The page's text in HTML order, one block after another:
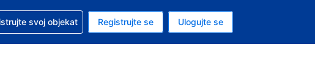
valuta je američki dolar
trenutni jezik je Srpskom
pomoć u vezi sa rezervacijom
svoj objekat Registrujte se Ulogujte se